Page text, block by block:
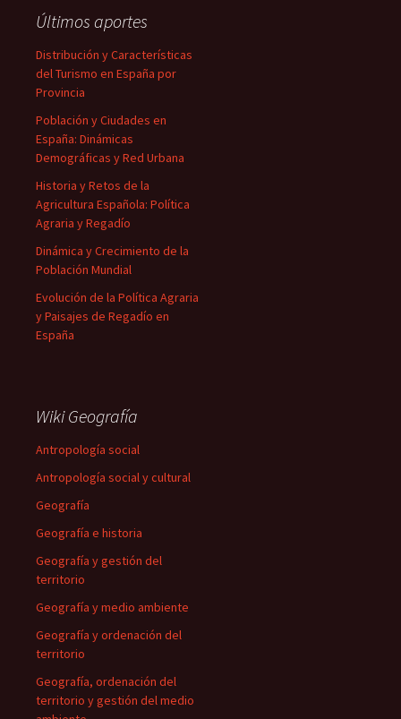
Últimos aportes
Distribución y Características
del Turismo en España por
Provincia
Población y Ciudades en
España: Dinámicas
Demográficas y Red Urbana
Historia y Retos de la
Agricultura Española: Política
Agraria y Regadío
Dinámica y Crecimiento de la
Población Mundial
Evolución de la Política Agraria
y Paisajes de Regadío en
España
Wiki Geografía
Antropología social
Antropología social y cultural
Geografía
Geografía e historia
Geografía y gestión del
territorio
Geografía y medio ambiente
Geografía y ordenación del
territorio
Geografía, ordenación del
territorio y gestión del medio